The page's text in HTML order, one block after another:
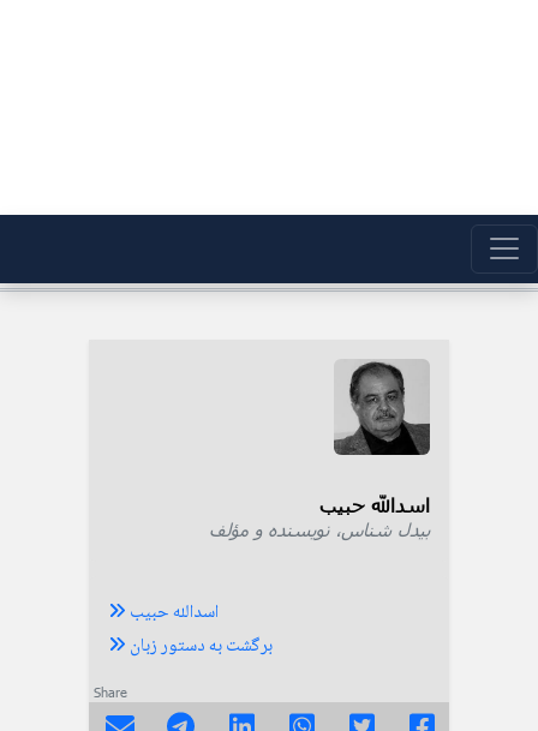
اسدالله حبیب
بیدل شناس، نویسنده و مؤلف
اسدالله حبیب
برگشت به دستور زبان
Share